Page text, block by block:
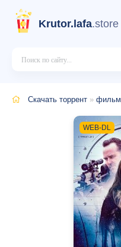
Krutor.lafa.store
Скачать торрент » фильм
WEB-DL